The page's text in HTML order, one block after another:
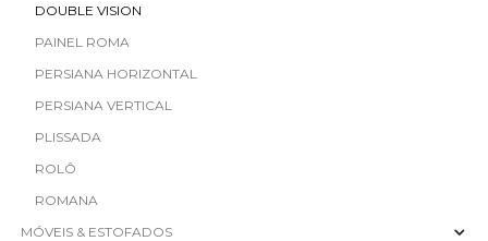
DOUBLE VISION
PAINEL ROMA
PERSIANA HORIZONTAL
PERSIANA VERTICAL
PLISSADA
ROLÔ
ROMANA
MÓVEIS & ESTOFADOS